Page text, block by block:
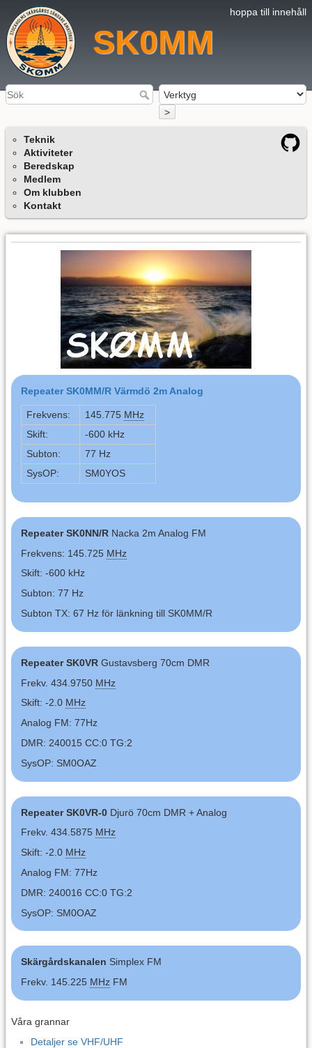
hoppa till innehåll
SK0MM
>
Teknik
Aktiviteter
Beredskap
Medlem
Om klubben
Kontakt
Repeater SK0MM/R Värmdö 2m Analog
Frekvens: 145.775 MHz
Skift:
-600 kHz
Subton:
77 Hz
SysOP:
SM0YOS
Repeater SK0NN/R Nacka 2m Analog FM
Frekvens: 145.725 MHz
Skift: -600 kHz
Subton: 77 Hz
Subton TX: 67 Hz för länkning till SK0MM/R
Repeater SK0VR Gustavsberg 70cm DMR
Frekv. 434.9750 MHz
Skift: -2.0 MHz
Analog FM: 77Hz
DMR: 240015 CC:0 TG:2
SysOP: SM0OAZ
Repeater SK0VR-0 Djurö 70cm DMR + Analog
Frekv. 434.5875 MHz
Skift: -2.0 MHz
Analog FM: 77Hz
DMR: 240016 CC:0 TG:2
SysOP: SM0OAZ
Skärgårdskanalen Simplex FM
Frekv. 145.225 MHz FM
Våra grannar
Detaljer se VHF/UHF